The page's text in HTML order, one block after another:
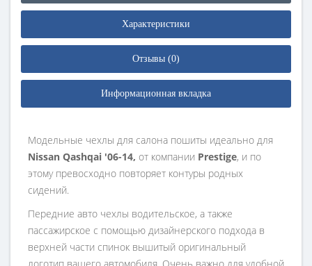
Характеристики
Отзывы (0)
Информационная вкладка
Модельные чехлы для салона пошиты идеально для
Nissan Qashqai '06-14, от компании Prestige, и по
этому превосходно повторяет контуры родных
сидений.
Передние авто чехлы водительское, а также
пассажирское с помощью дизайнерского подхода в
верхней части спинок вышитый оригинальный